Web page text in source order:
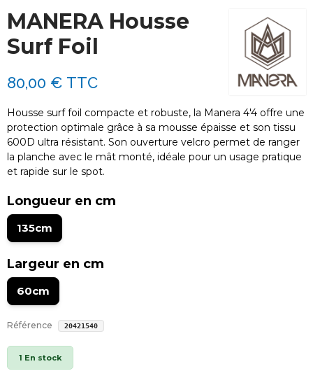
MANERA Housse
Surf Foil
80,00 € TTC
Housse surf foil compacte et robuste, la Manera 4'4 offre une
protection optimale grâce à sa mousse épaisse et son tissu
600D ultra résistant. Son ouverture velcro permet de ranger
la planche avec le mât monté, idéale pour un usage pratique
et rapide sur le spot.
Longueur en cm
135cm
Largeur en cm
60cm
Référence 20421540
1 En stock